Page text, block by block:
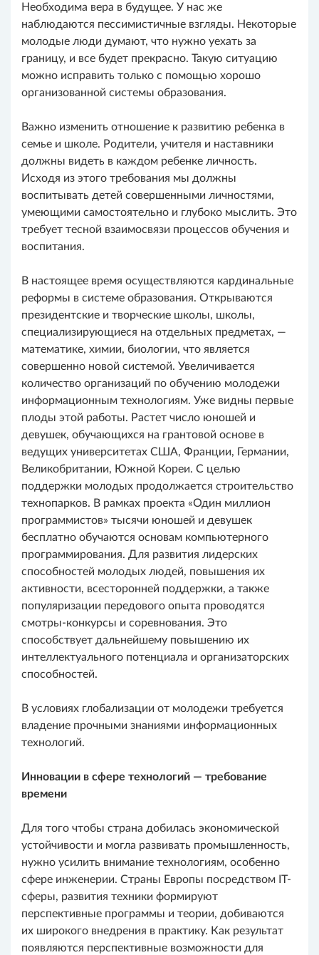
Необходима вера в будущее. У нас же
наблюдаются пессимистичные взгляды. Некоторые
молодые люди думают, что нужно уехать за
границу, и все будет прекрасно. Такую ситуацию
можно исправить только с помощью хорошо
организованной системы образования.
Важно изменить отношение к развитию ребенка в
семье и школе. Родители, учителя и наставники
должны видеть в каждом ребенке личность.
Исходя из этого требования мы должны
воспитывать детей совершенными личностями,
умеющими самостоятельно и глубоко мыслить. Это
требует тесной взаимосвязи процессов обучения и
воспитания.
В настоящее время осуществляются кардинальные
реформы в системе образования. Открываются
президентские и творческие школы, школы,
специализирующиеся на отдельных предметах, —
математике, химии, биологии, что является
совершенно новой системой. Увеличивается
количество организаций по обучению молодежи
информационным технологиям. Уже видны первые
плоды этой работы. Растет число юношей и
девушек, обучающихся на грантовой основе в
ведущих университетах США, Франции, Германии,
Великобритании, Южной Кореи. С целью
поддержки молодых продолжается строительство
технопарков. В рамках проекта «Один миллион
программистов» тысячи юношей и девушек
бесплатно обучаются основам компьютерного
программирования. Для развития лидерских
способностей молодых людей, повышения их
активности, всесторонней поддержки, а также
популяризации передового опыта проводятся
смотры-конкурсы и соревнования. Это
способствует дальнейшему повышению их
интеллектуального потенциала и организаторских
способностей.
В условиях глобализации от молодежи требуется
владение прочными знаниями информационных
технологий.
Инновации в сфере технологий — требование
времени
Для того чтобы страна добилась экономической
устойчивости и могла развивать промышленность,
нужно усилить внимание технологиям, особенно
сфере инженерии. Страны Европы посредством IT-
сферы, развития техники формируют
перспективные программы и теории, добиваются
их широкого внед­рения в практику. Как результат
появляются перспективные возможности для